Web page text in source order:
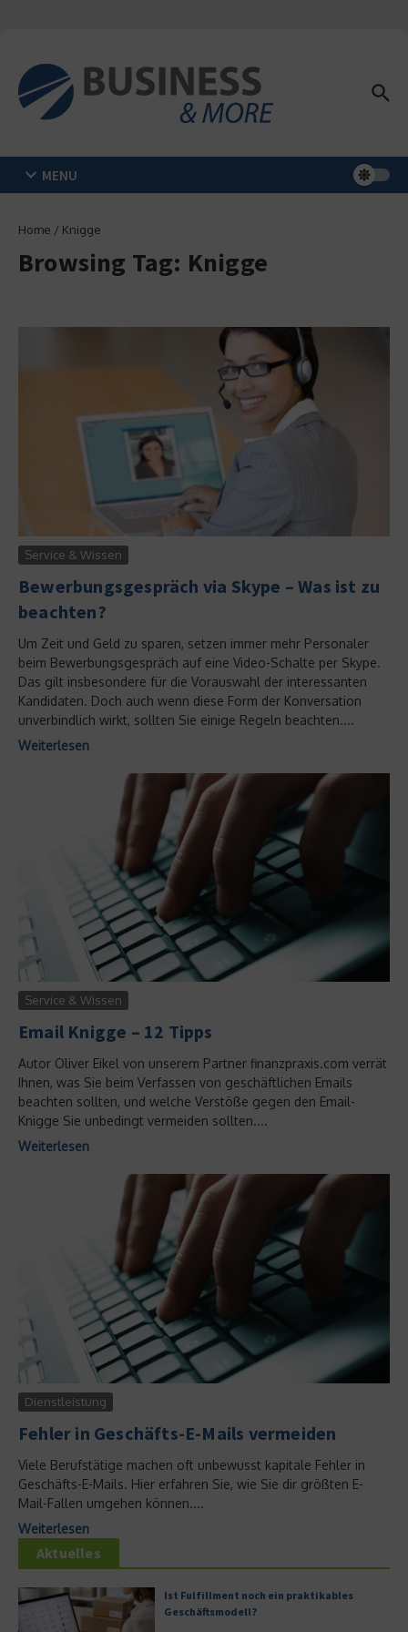
MENU
Home / Knigge
Browsing Tag: Knigge
Service & Wissen
Bewerbungsgespräch via Skype – Was ist zu
beachten?
Um Zeit und Geld zu sparen, setzen immer mehr Personaler
beim Bewerbungsgespräch auf eine Video-Schalte per Skype.
Das gilt insbesondere für die Vorauswahl der interessanten
Kandidaten. Doch auch wenn diese Form der Konversation
unverbindlich wirkt, sollten Sie einige Regeln beachten....
Weiterlesen
Service & Wissen
Email Knigge – 12 Tipps
Autor Oliver Eikel von unserem Partner finanzpraxis.com verrät
Ihnen, was Sie beim Verfassen von geschäftlichen Emails
beachten sollten, und welche Verstöße gegen den Email-
Knigge Sie unbedingt vermeiden sollten....
Weiterlesen
Dienstleistung
Fehler in Geschäfts-E-Mails vermeiden
Viele Berufstätige machen oft unbewusst kapitale Fehler in
Geschäfts-E-Mails. Hier erfahren Sie, wie Sie dir größten E-
Mail-Fallen umgehen können....
Weiterlesen
Aktuelles
Ist Fulfillment noch ein praktikables
Geschäftsmodell?